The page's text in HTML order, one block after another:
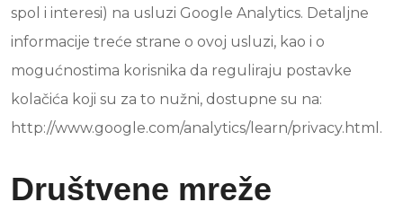
spol i interesi) na usluzi Google Analytics. Detaljne
informacije treće strane o ovoj usluzi, kao i o
mogućnostima korisnika da reguliraju postavke
kolačića koji su za to nužni, dostupne su na:
http://www.google.com/analytics/learn/privacy.html.
Društvene mreže